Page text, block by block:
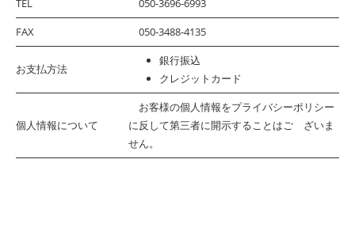
TEL
050-3696-6993
FAX
050-3488-4135
お支払方法
銀行振込
クレジットカード
個人情報について
お客様の個人情報をプライバシーポリシー
に反して第三者に開示することはご ざいま
せん。